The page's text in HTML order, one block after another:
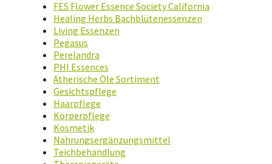
FES Flower Essence Society California
Healing Herbs Bachblütenessenzen
Living Essenzen
Pegasus
Perelandra
PHI Essences
Ätherische Öle Sortiment
Gesichtspflege
Haarpflege
Körperpflege
Kosmetik
Nahrungsergänzungsmittel
Teichbehandlung